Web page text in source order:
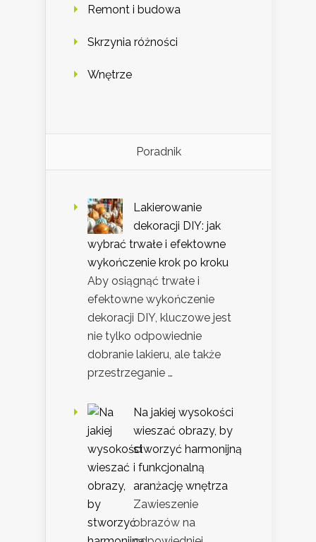
Remont i budowa
Skrzynia różności
Wnętrze
Poradnik
Lakierowanie
dekoracji DIY: jak
wybrać trwałe i efektowne
wykończenie krok po kroku
Aby osiągnąć trwałe i
efektowne wykończenie
dekoracji DIY, kluczowe jest
nie tylko odpowiednie
dobranie lakieru, ale także
przestrzeganie …
Na jakiej wysokości
wieszać obrazy, by
stworzyć harmonijną
i funkcjonalną
aranżację wnętrza
Zawieszenie
obrazów na